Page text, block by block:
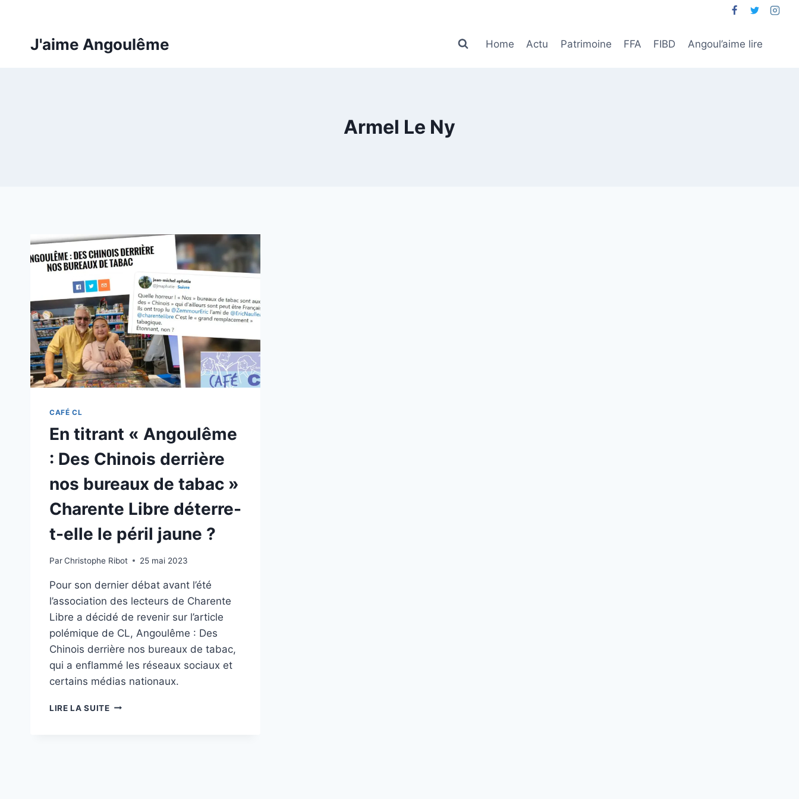
contenuJ'aime Angoulême Home Actu Patrimoine FFA FIBD Angoul’aime lire
Armel Le Ny
CAFÉ CL
En titrant « Angoulême
: Des Chinois derrière
nos bureaux de tabac »
Charente Libre déterre-
t-elle le péril jaune ?
ParChristophe Ribot 25 mai 2023
Pour son dernier débat avant l’été
l’association des lecteurs de Charente
Libre a décidé de revenir sur l’article
polémique de CL, Angoulême : Des
Chinois derrière nos bureaux de tabac,
qui a enflammé les réseaux sociaux et
certains médias nationaux.
LIRE LA SUITEEN